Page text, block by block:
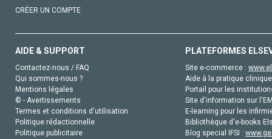
CRÉER UN COMPTE
AIDE & SUPPORT
Contactez-nous / FAQ
Qui sommes-nous ?
Mentions légales
© - Avertissements
Termes et conditions d'utilisation
Politique rédactionnelle
Politique publicitaire
PLATEFORMES
Site e-commerce :
Aide à la pratique
Portail pour les
Site d'information sur
E-learning pour les
Bibliothèque d'e-books
Blog special IFSI :